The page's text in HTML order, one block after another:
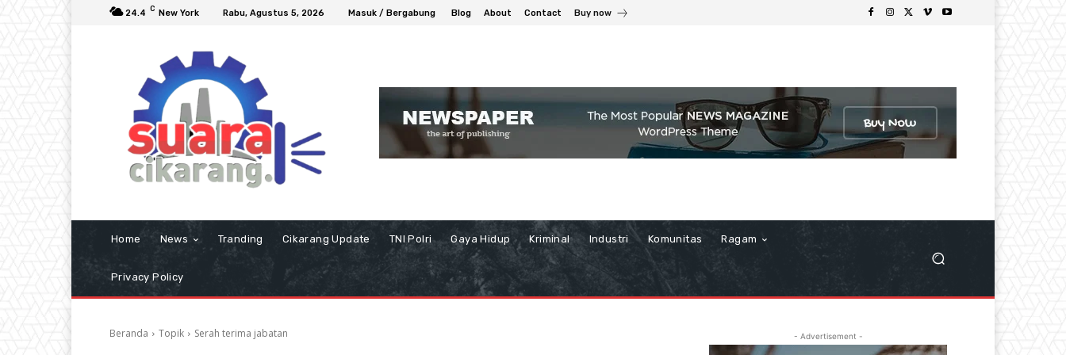
24.4 C New York Rabu, Agustus 5, 2026 Masuk / Bergabung Blog About Contact Buy now
Home News Tranding Cikarang Update TNI Polri Gaya Hidup Kriminal Industri Komunitas Ragam
Privacy Policy
Beranda Topik Serah terima jabatan - Advertisement -